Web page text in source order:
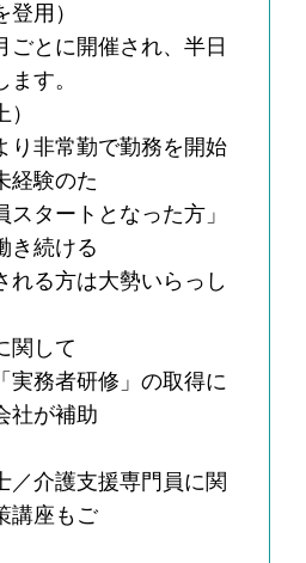
登用）
ごとに開催され、半日
す。
り非常勤で勤務を開始
経験のた
タートとなった方」
き続ける
れる方は大勢いらっし
関して
実務者研修」の取得に
社が補助
／介護支援専門員に関
講座もご